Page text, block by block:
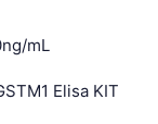
mL
Elisa KIT